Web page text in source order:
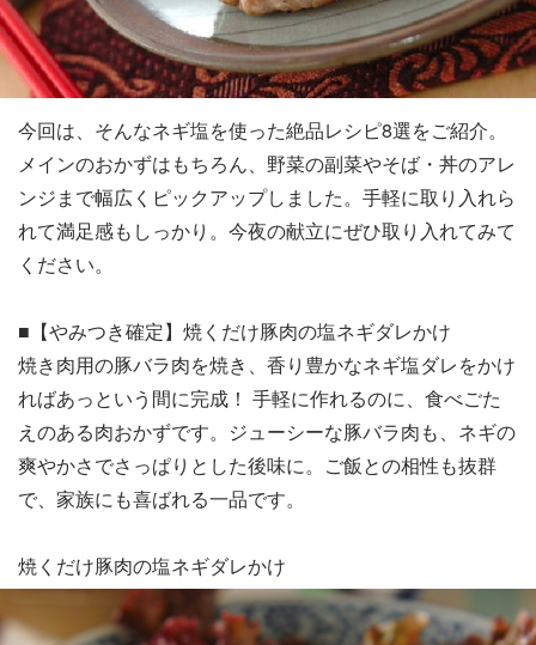
今回は、そんなネギ塩を使った絶品レシピ8選をご紹介。
メインのおかずはもちろん、野菜の副菜やそば・丼のアレ
ンジまで幅広くピックアップしました。手軽に取り入れら
れて満足感もしっかり。今夜の献立にぜひ取り入れてみて
ください。
■【やみつき確定】焼くだけ豚肉の塩ネギダレかけ
焼き肉用の豚バラ肉を焼き、香り豊かなネギ塩ダレをかけ
ればあっという間に完成！ 手軽に作れるのに、食べごた
えのある肉おかずです。ジューシーな豚バラ肉も、ネギの
爽やかさでさっぱりとした後味に。ご飯との相性も抜群
で、家族にも喜ばれる一品です。
焼くだけ豚肉の塩ネギダレかけ